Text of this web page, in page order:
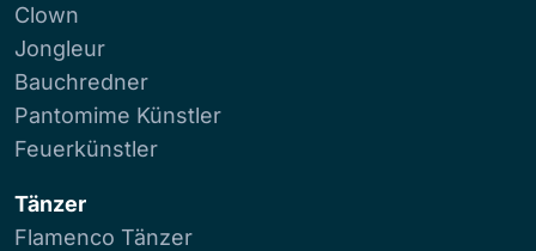
Clown
Jongleur
Bauchredner
Pantomime Künstler
Feuerkünstler
Tänzer
Flamenco Tänzer